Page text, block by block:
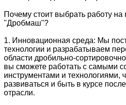
Почему стоит выбрать работу
"Дробмаш"?
1. Инновационная среда: Мы
технологии и разрабатываем
области дробильно-
вы сможете работать с самыми
инструментами и технологиями,
развиваться и быть в курсе
отрасли.